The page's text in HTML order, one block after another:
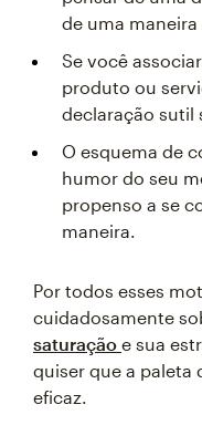
de uma
Se você
produto ou
declaração sutil
O esquema de
humor do seu
propenso a se
maneira.
Por todos esses
cuidadosamente
saturação e sua
quiser que a paleta
eficaz.